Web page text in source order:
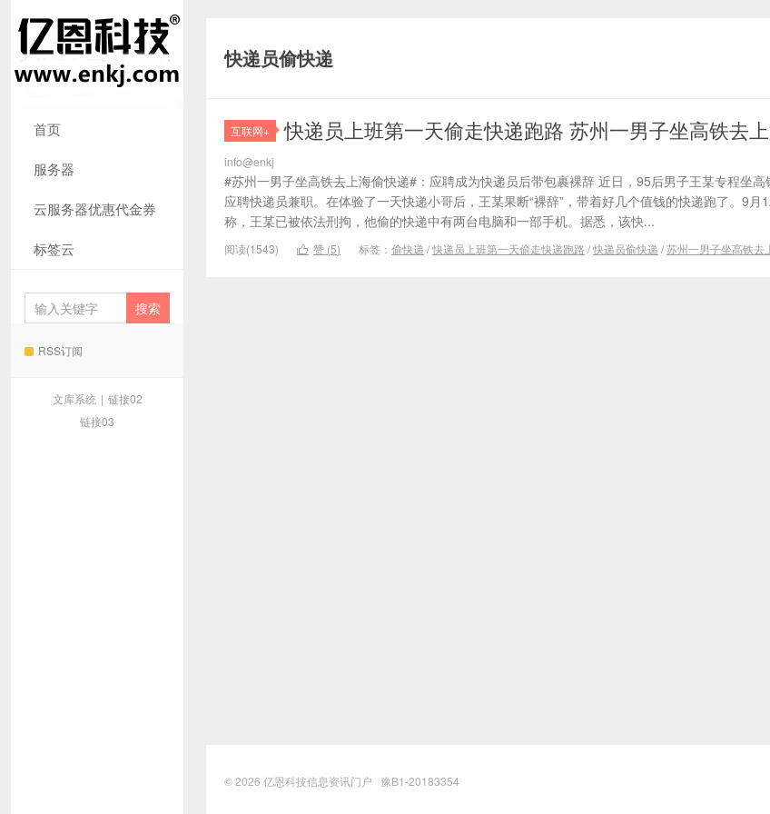
首页
服务器
云服务器优惠代金券
标签云
RSS订阅
文库系统 | 链接02
链接03
快递员偷快递
互联网+ 快递员上班第一天偷走快递跑路 苏州一男子坐高铁去
info@enkj
#苏州一男子坐高铁去上海偷快递#：应聘成为快递员后带包裹裸辞 近日，95后男子王某专程坐
应聘快递员兼职。在体验了一天快递小哥后，王某果断“裸辞”，带着好几个值钱的快递跑了。9月
称，王某已被依法刑拘，他偷的快递中有两台电脑和一部手机。据悉，该快...
阅读(1543)  赞 (5) 标签： 偷快递 /快递员上班第一天偷走快递跑路 /快递员偷快递 /苏州一男子坐高铁去
© 2026 亿恩科技信息资讯门户 豫B1-20183354